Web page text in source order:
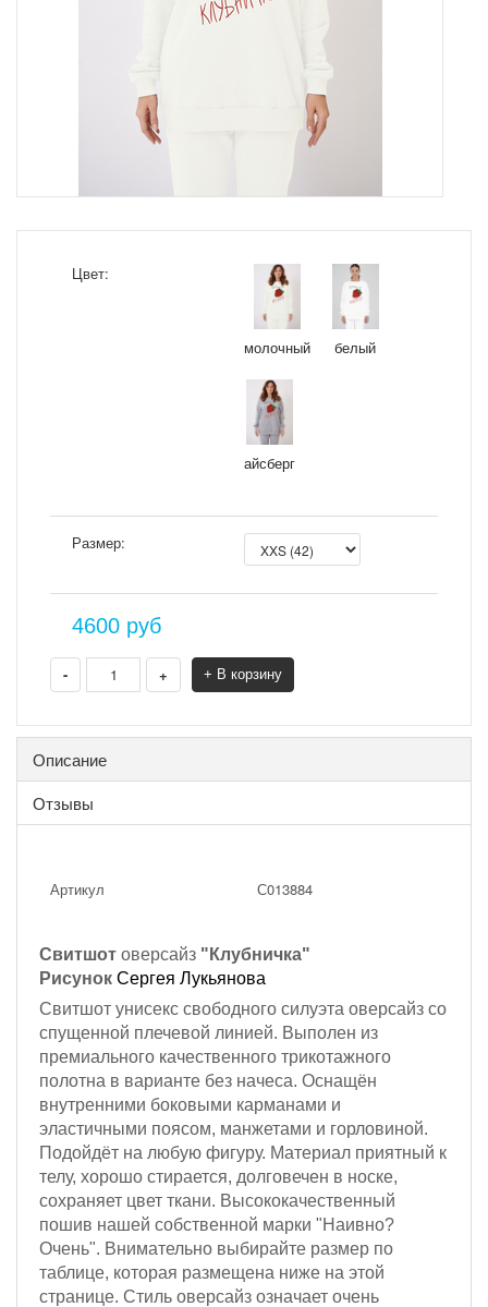
Цвет:
молочный белый
айсберг
Размер:
4600 руб
- + + В корзину
Описание
Отзывы
Артикул С013884
Свитшот оверсайз "Клубничка"
Рисунок Сергея Лукьянова
Свитшот унисекс свободного силуэта оверсайз со
спущенной плечевой линией. Выполен из
премиального качественного трикотажного
полотна в варианте без начеса. Оснащён
внутренними боковыми карманами и
эластичными поясом, манжетами и горловиной.
Подойдёт на любую фигуру. Материал приятный к
телу, хорошо стирается, долговечен в носке,
сохраняет цвет ткани. Высококачественный
пошив нашей собственной марки "Наивно?
Очень". Внимательно выбирайте размер по
таблице, которая размещена ниже на этой
странице. Стиль оверсайз означает очень